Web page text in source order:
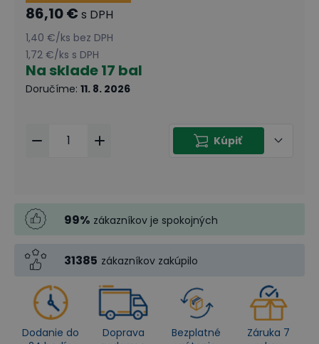
86,10 € s DPH
1,40 €/ks bez DPH
1,72 €/ks s DPH
Na sklade17 bal
Doručíme: 11. 8. 2026
Kúpiť
99% zákazníkov je spokojných
31385 zákazníkov zakúpilo
Dodanie do
Doprava
Bezplatné
Záruka 7